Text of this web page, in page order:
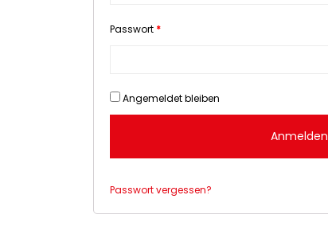
Passwort *
Angemeldet bleiben
Anmelden
Passwort vergessen?